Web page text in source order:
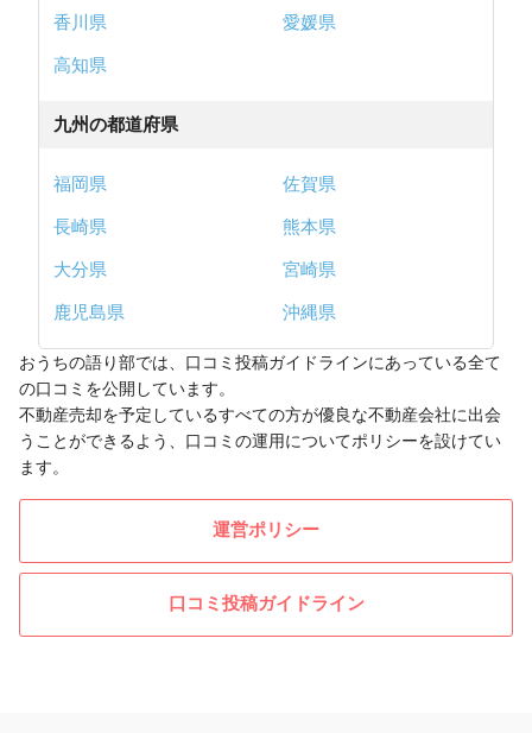
香川県
愛媛県
高知県
九州の都道府県
福岡県
佐賀県
長崎県
熊本県
大分県
宮崎県
鹿児島県
沖縄県
おうちの語り部では、口コミ投稿ガイドラインにあっている全て
の口コミを公開しています。
不動産売却を予定しているすべての方が優良な不動産会社に出会
うことができるよう、口コミの運用についてポリシーを設けてい
ます。
運営ポリシー
口コミ投稿ガイドライン